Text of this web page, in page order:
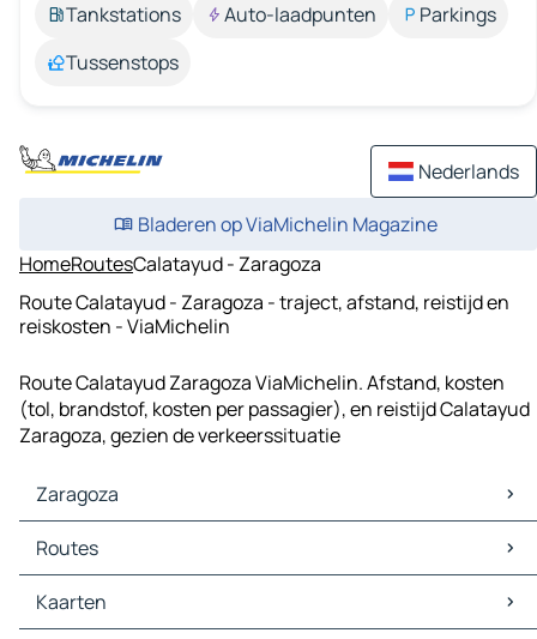
Tankstations
Auto-laadpunten
Parkings
Tussenstops
Nederlands
Bladeren op ViaMichelin Magazine
HomeRoutesCalatayud - Zaragoza
Route Calatayud - Zaragoza - traject, afstand, reistijd en
reiskosten - ViaMichelin
Route Calatayud Zaragoza ViaMichelin. Afstand, kosten
(tol, brandstof, kosten per passagier), en reistijd Calatayud
Zaragoza, gezien de verkeerssituatie
Zaragoza
Zaragoza Kaarten
Zaragoza Verkeer
Zaragoza Hotels
Zaragoza Restaurants
Routes
Routes Zaragoza - Valencia
Routes Zaragoza - Pamplona
Kaarten